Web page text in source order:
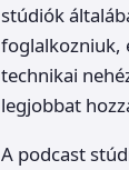
stúdiók
foglalkozniuk,
technikai
legjobbat
A podcast